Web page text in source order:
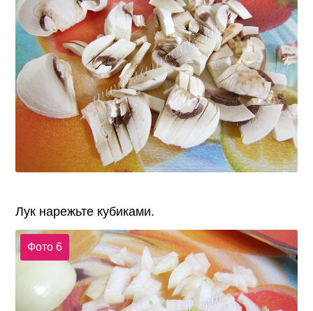
Лук нарежьте кубиками.
Фото 6